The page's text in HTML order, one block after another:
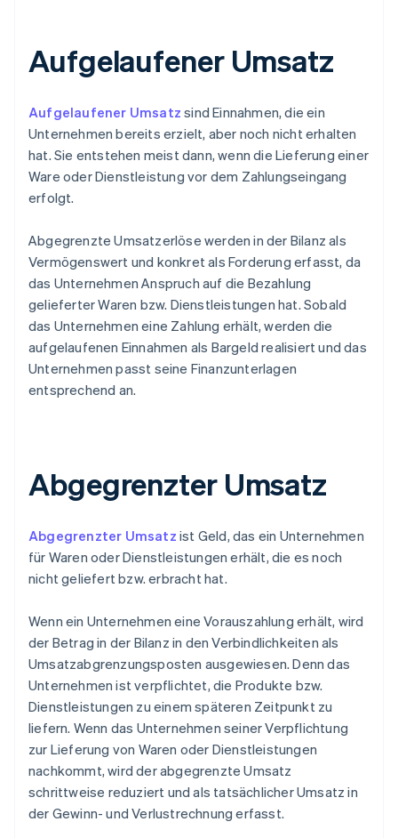
Aufgelaufener Umsatz
Aufgelaufener Umsatz sind Einnahmen, die ein
Unternehmen bereits erzielt, aber noch nicht erhalten
hat. Sie entstehen meist dann, wenn die Lieferung einer
Ware oder Dienstleistung vor dem Zahlungseingang
erfolgt.
Abgegrenzte Umsatzerlöse werden in der Bilanz als
Vermögenswert und konkret als Forderung erfasst, da
das Unternehmen Anspruch auf die Bezahlung
gelieferter Waren bzw. Dienstleistungen hat. Sobald
das Unternehmen eine Zahlung erhält, werden die
aufgelaufenen Einnahmen als Bargeld realisiert und das
Unternehmen passt seine Finanzunterlagen
entsprechend an.
Abgegrenzter Umsatz
Abgegrenzter Umsatz ist Geld, das ein Unternehmen
für Waren oder Dienstleistungen erhält, die es noch
nicht geliefert bzw. erbracht hat.
Wenn ein Unternehmen eine Vorauszahlung erhält, wird
der Betrag in der Bilanz in den Verbindlichkeiten als
Umsatzabgrenzungsposten ausgewiesen. Denn das
Unternehmen ist verpflichtet, die Produkte bzw.
Dienstleistungen zu einem späteren Zeitpunkt zu
liefern. Wenn das Unternehmen seiner Verpflichtung
zur Lieferung von Waren oder Dienstleistungen
nachkommt, wird der abgegrenzte Umsatz
schrittweise reduziert und als tatsächlicher Umsatz in
der Gewinn- und Verlustrechnung erfasst.